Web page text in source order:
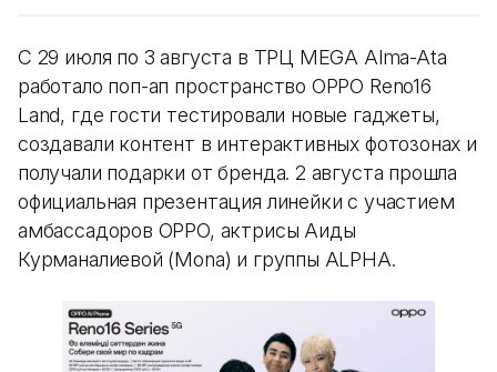
С 29 июля по 3 августа в ТРЦ MEGA Alma-Ata
работало поп-ап пространство OPPO Reno16
Land, где гости тестировали новые гаджеты,
создавали контент в интерактивных фотозонах и
получали подарки от бренда. 2 августа прошла
официальная презентация линейки с участием
амбассадоров OPPO, актрисы Аиды
Курманалиевой (Mona) и группы ALPHA.